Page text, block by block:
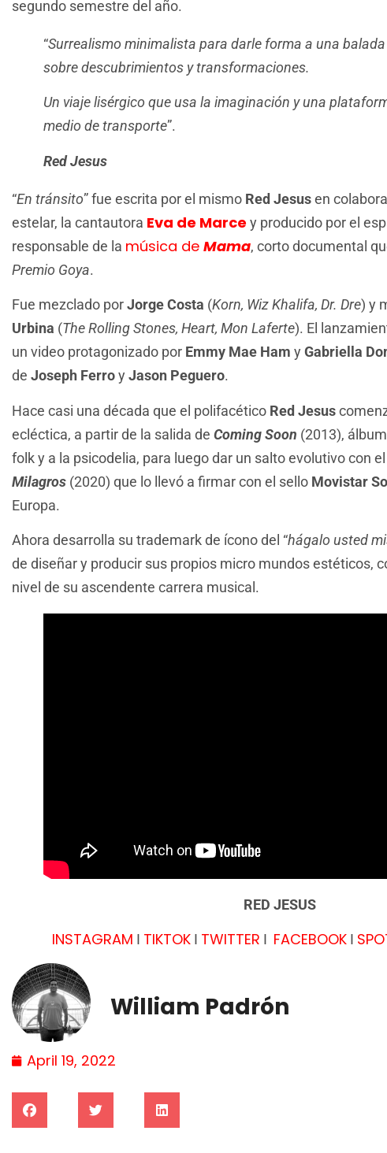
segundo semestre del año.
“Surrealismo minimalista para darle forma a una
sobre descubrimientos y transformaciones.
Un viaje lisérgico que usa la imaginación y una
medio de transporte”.
Red Jesus
“En tránsito” fue escrita por el mismo Red Jesusen
estelar, la cantautora Eva de Marce y producido por el
responsable de la música de Mama, corto documental
Premio Goya.
Fue mezclado porJorge Costa (Korn, Wiz Khalifa, Dr. Dre) y
Urbina (The Rolling Stones, Heart, Mon Laferte). El
un video protagonizado por Emmy Mae Ham yGabriella
de Joseph FerroyJason Peguero.
Hace casi una década que el polifacético Red Jesus
ecléctica, a partir de la salida de Coming Soon (2013),
folk y a la psicodelia, para luego dar un salto evolutivo con
Milagros (2020) que lo llevó a firmar con el sello Movistar
Europa.
Ahora desarrolla su trademark de ícono del “hágalo usted
de diseñar y producir sus propios micro mundos estéticos,
nivel de su ascendente carrera musical.
RED JESUS
INSTAGRAM I TIKTOKI TWITTER I FACEBOOKI
William Padrón
April 19, 2022